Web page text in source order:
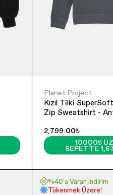
Planet Project
Kızıl Tilki
Zip Sweatshirt -
2,799.00₺
10000₺
SEPETTE
%40'a Varan İndirim
Tükenmek Üzere!